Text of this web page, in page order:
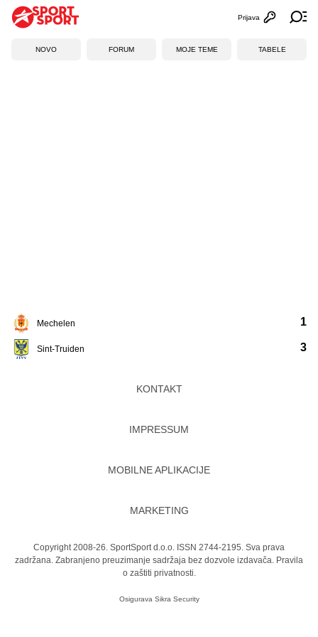
Otvori
Prijava
NOVO FORUM MOJE TEME TABELE
Mechelen
Sint-Truiden
1
3
KONTAKT
IMPRESSUM
MOBILNE APLIKACIJE
MARKETING
Copyright 2008-26. SportSport d.o.o. ISSN 2744-2195. Sva prava
zadržana. Zabranjeno preuzimanje sadržaja bez dozvole izdavača. Pravila
o zaštiti privatnosti.
Osigurava Sikra Security